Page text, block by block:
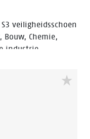
veiligheidsschoen
Bouw, Chemie,
industrie.